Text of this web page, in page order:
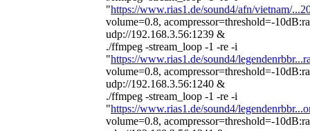
"https://www.rias1.de/sound4/afn/vietnam/
volume=0.8, acompressor=threshold=-
udp://192.168.3.56:1239 &
./ffmpeg -stream_loop -1 -re -i
"https://www.rias1.de/sound4/
volume=0.8, acompressor=threshold=-
udp://192.168.3.56:1240 &
./ffmpeg -stream_loop -1 -re -i
"https://www.rias1.de/sound4/
volume=0.8, acompressor=threshold=-